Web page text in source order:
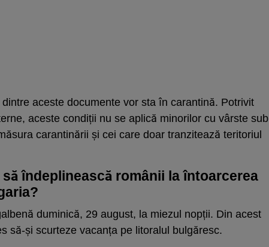
aceste documente vor sta în carantină. Potrivit
aceste condiții nu se aplică minorilor cu vârste sub
carantinării și cei care doar tranzitează teritoriul
îndeplinească românii la întoarcerea
duminică, 29 august, la miezul nopții. Din acest
să-și scurteze vacanța pe litoralul bulgăresc.